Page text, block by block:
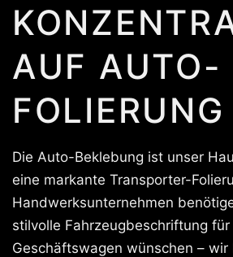
AUF AUTO-
FOLIERUNG
Die Auto-Beklebung ist unser
eine markante Transporter-
Handwerksunternehmen
stilvolle Fahrzeugbeschriftung für
Geschäftswagen wünschen –